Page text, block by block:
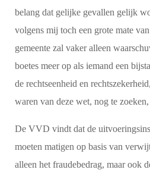
belang dat gelijke gevallen gelijk
volgens mij toch een grote mate
gemeente zal vaker alleen
boetes meer op als iemand een
de rechtseenheid en
waren van deze wet, nog te
De VVD vindt dat de
moeten matigen op basis van
alleen het fraudebedrag, maar ook